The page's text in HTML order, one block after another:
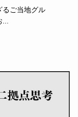
るご当地グル
...